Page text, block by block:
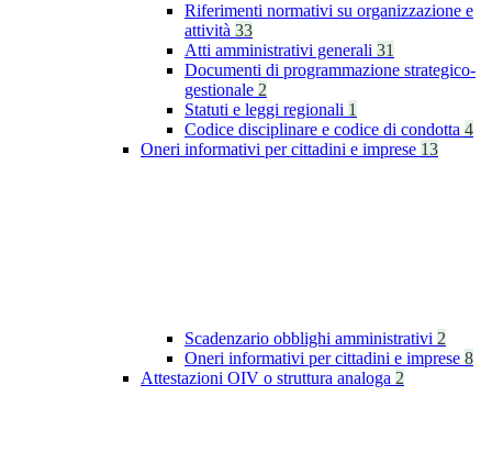
Riferimenti normativi su organizzazione e
attività 33
Atti amministrativi generali 31
Documenti di programmazione strategico-
gestionale 2
Statuti e leggi regionali 1
Codice disciplinare e codice di condotta 4
Oneri informativi per cittadini e imprese 13
Scadenzario obblighi amministrativi 2
Oneri informativi per cittadini e imprese 8
Attestazioni OIV o struttura analoga 2